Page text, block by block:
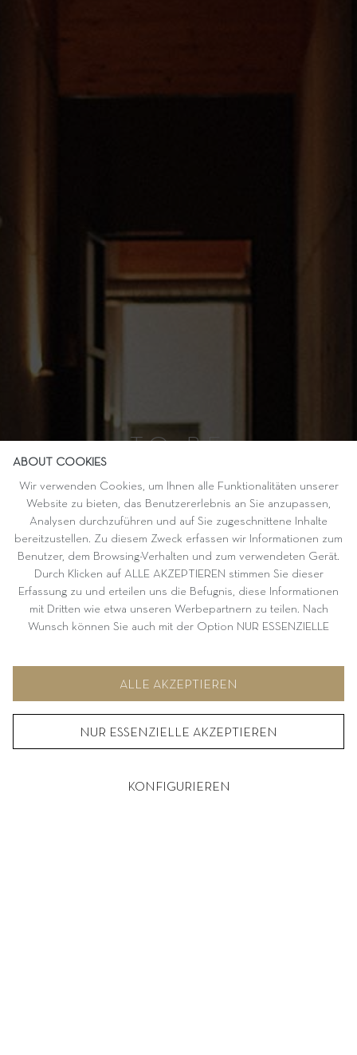
TO BE
CONNECTED
ABOUT COOKIES
Wir verwenden Cookies, um Ihnen alle Funktionalitäten unserer
Website zu bieten, das Benutzererlebnis an Sie anzupassen,
Analysen durchzuführen und auf Sie zugeschnittene Inhalte
bereitzustellen. Zu diesem Zweck erfassen wir Informationen zum
Benutzer, dem Browsing-Verhalten und zum verwendeten Gerät.
Durch Klicken auf ALLE AKZEPTIEREN stimmen Sie dieser
Erfassung zu und erteilen uns die Befugnis, diese Informationen
mit Dritten wie etwa unseren Werbepartnern zu teilen. Nach
Wunsch können Sie auch mit der Option NUR ESSENZIELLE
unter KONFIGURIEREN.
KONFIGURIEREN
NUR ESSENZIELLE AKZEPTIEREN
ALLE AKZEPTIEREN